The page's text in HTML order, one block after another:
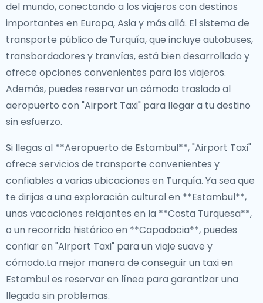
del mundo, conectando a los viajeros con destinos
importantes en Europa, Asia y más allá. El sistema de
transporte público de Turquía, que incluye autobuses,
transbordadores y tranvías, está bien desarrollado y
ofrece opciones convenientes para los viajeros.
Además, puedes reservar un cómodo traslado al
aeropuerto con "Airport Taxi" para llegar a tu destino
sin esfuerzo.
Si llegas al **Aeropuerto de Estambul**, "Airport Taxi"
ofrece servicios de transporte convenientes y
confiables a varias ubicaciones en Turquía. Ya sea que
te dirijas a una exploración cultural en **Estambul**,
unas vacaciones relajantes en la **Costa Turquesa**,
o un recorrido histórico en **Capadocia**, puedes
confiar en "Airport Taxi" para un viaje suave y
cómodo.La mejor manera de conseguir un taxi en
Estambul es reservar en línea para garantizar una
llegada sin problemas.